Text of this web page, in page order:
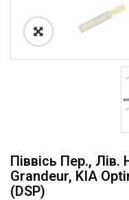
Піввісь Пер., Лів.
Grandeur, KIA
(DSP)